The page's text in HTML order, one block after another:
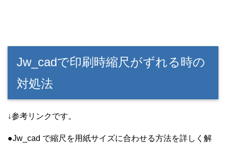
Jw_cadで印刷時縮尺がずれる時の
対処法
↓参考リンクです。
●Jw_cad で縮尺を用紙サイズに合わせる方法を詳しく解